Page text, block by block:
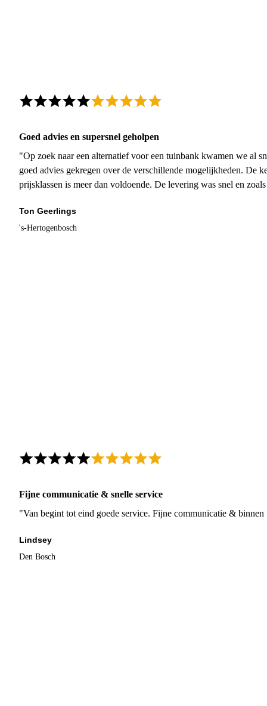
Goed advies en supersnel geholpen
"Op zoek naar een alternatief voor een tuinbank kwamen we al
goed advies gekregen over de verschillende mogelijkheden. De
prijsklassen is meer dan voldoende. De levering was snel en
Ton Geerlings
's-Hertogenbosch
Fijne communicatie & snelle service
"Van begint tot eind goede service. Fijne communicatie &
Lindsey
Den Bosch